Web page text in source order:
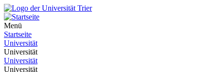
Menü
Startseite
Universität
Universität
Universität
Universität